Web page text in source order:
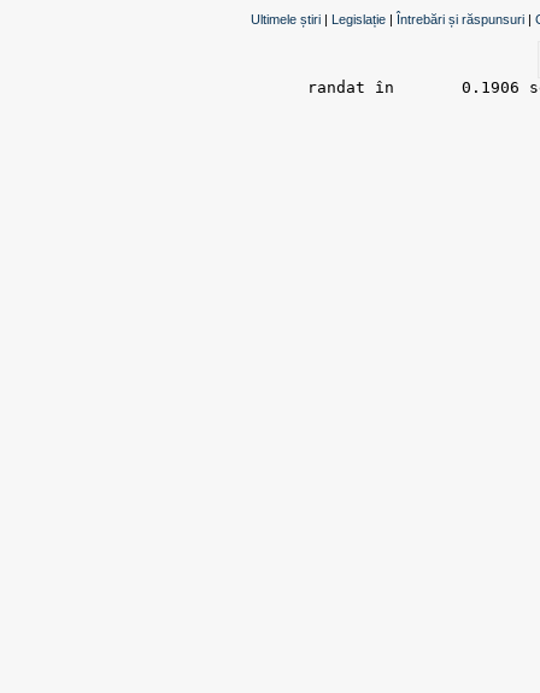
Ultimele știri | Legislație | Întrebări și răspunsuri |
randat în